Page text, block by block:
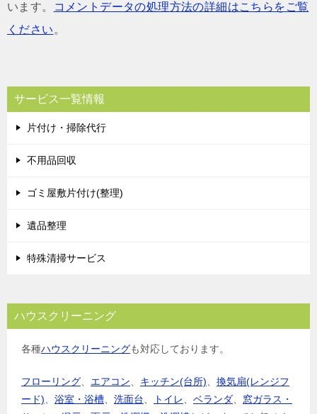
います。
コメントデータの処理方法の詳細はこちらをご覧
ください 。
サービス一覧情報
片付け・掃除代行
不用品回収
ゴミ屋敷片付け(整理)
遺品整理
特殊清掃サービス
ハウスクリーニング
各種ハウスクリーニングも対応しております。
フローリング エアコン キッチン(台所)
換気扇(レンジフ
ード)
浴室・浴槽 洗面台 トイレ ベランダ
窓ガラス・